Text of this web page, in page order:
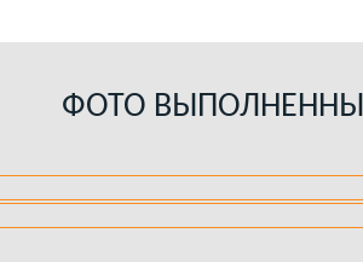
ФОТО